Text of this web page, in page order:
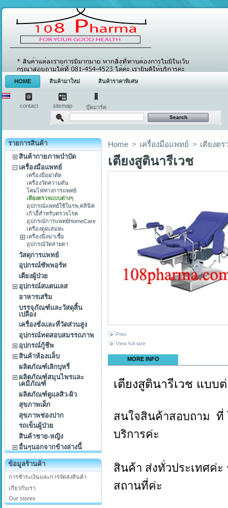
HOME สินค้ามาใหม่ สินค้าราคาพิเศษ
contact sitemap บุ๊คมาร์ค
รายการสินค้า
สินค้ากายภาพบำบัด
เครื่องมือแพทย์
เครื่องมือผ่าตัด
เครื่องวัดความดัน
โคมไฟทางการแพทย์
เตียงตรวจแบบต่างๆ
อุปกรณ์แพทย์ใช้ในรพ,คลินิค
เก้าอี้สำหรับตรวจโรค
อุปกรณ์การแพทย์HomeCare
เครื่องดูดเสมหะ
เครื่องนึ่งฆ่าเชื้อ
อุปกรณ์วัดสายตา
วัสดุการแพทย์
อุปกรณ์ซัพพอร์ท
เตียงผู้ป่วย
อุปกรณ์สแตนเลส
อาหารเสริม
บรรจุภัณฑ์และวัสดุสิ้น
เปลือง
เครื่องชั่งและที่วัดส่วนสูง
อุปกรณ์ทดสอบสมรรถภาพ
อุปกรณ์กู้ชีพ
สินค้าห้องแล็บ
ผลิตภัณฑ์เลิกบุหรี่
ผลิตภัณฑ์สมุนไพรและ
เคมีภัณฑ์
ผลิตภัณฑ์ดูแลสิว-ผิว
สุขภาพเด็ก
สุขภาพช่องปาก
รถเข็นผู้ป่วย
สินค้าชาย-หญิง
อื่นๆนอกจากข้างล่างนี้
ข้อมูลร้านค้า
การชำระเงินและการจัดส่งสินค้า
เกี่ยวกับเรา
Our stores
Home > เครื่องมือแพทย์ > เตียงต
เตียงสูตินารีเวช
Print
View full size
MORE INFO
เตียงสูตินารีเวช แบบ
สนใจสินค้าสอบถาม ที่
บริการค่ะ
สินค้า ส่งทั่วประเทศค่ะ
สถานที่ค่ะ